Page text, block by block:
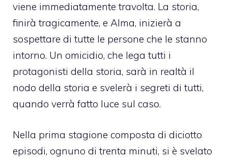
viene immediatamente travolta. La storia,
finirà tragicamente, e Alma, inizierà a
sospettare di tutte le persone che le stanno
intorno. Un omicidio, che lega tutti i
protagonisti della storia, sarà in realtà il
nodo della storia e svelerà i segreti di tutti,
quando verrà fatto luce sul caso.
Nella prima stagione composta di diciotto
episodi, ognuno di trenta minuti, si è svelato